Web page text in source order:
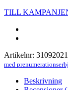
TILL
Artikelnr:
med
Beskrivning